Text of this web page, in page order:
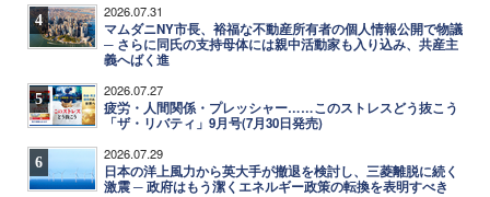
4 2026.07.31
マムダニNY市長、裕福な不動産所有者の個人情報公開で物議
─ さらに同氏の支持母体には親中活動家も入り込み、共産主
義へばく進
5 2026.07.27
疲労・人間関係・プレッシャー……このストレスどう抜こう
「ザ・リバティ」9月号(7月30日発売)
6 2026.07.29
日本の洋上風力から英大手が撤退を検討し、三菱離脱に続く
激震 ─ 政府はもう潔くエネルギー政策の転換を表明すべき